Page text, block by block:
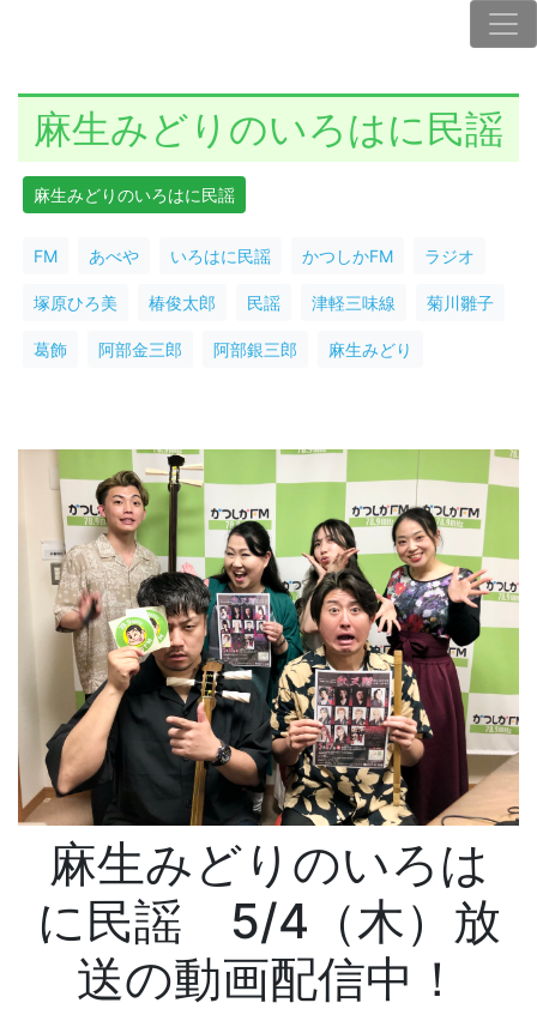
麻生みどりのいろはに民謡
麻生みどりのいろはに民謡
FM あべや いろはに民謡 かつしかFM ラジオ
塚原ひろ美 椿俊太郎 民謡 津軽三味線 菊川雛子
葛飾 阿部金三郎 阿部銀三郎 麻生みどり
麻生みどりのいろは
に民謡 5/4（木）放
送の動画配信中！